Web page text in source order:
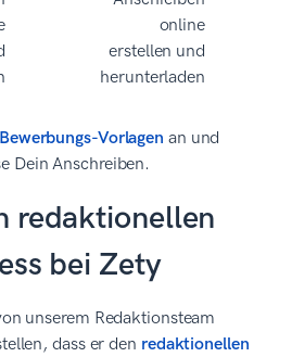
Bewerbungs-Vorlagen an und
Dein Anschreiben.
redaktionellen
bei Zety
unserem Redaktionsteam
dass er den redaktionellen